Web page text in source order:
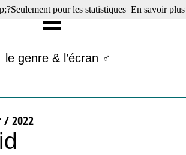
☰ Menu
le genre & l’écran ♂
/ 2022
pour les statistiques En savoir plus